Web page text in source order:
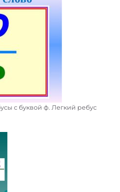
с буквой ф. Легкий ребус